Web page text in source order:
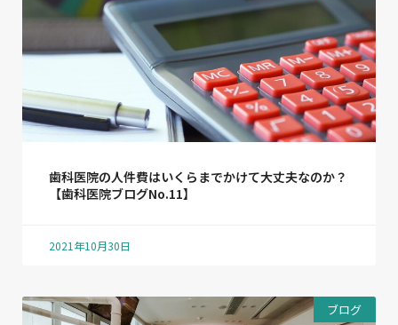
歯科医院の人件費はいくらまでかけて大丈夫なのか？
【歯科医院ブログNo.11】
2021年10月30日
ブログ